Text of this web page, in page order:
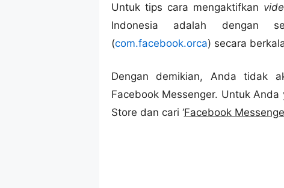
Untuk tips cara mengaktifkan
Indonesia adalah dengan
(com.facebook.orca) secara
Dengan demikian, Anda tidak
Facebook Messenger. Untuk
Store dan cari ‘Facebook